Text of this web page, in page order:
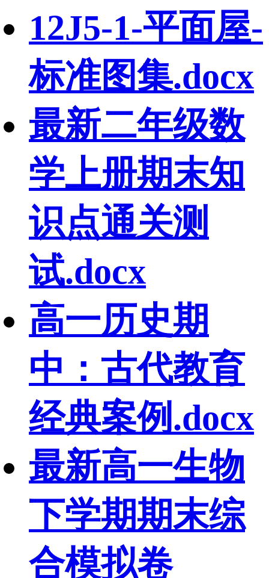
12J5-1-平面屋-
标准图集.docx
最新二年级数
学上册期末知
识点通关测
试.docx
高一历史期
中：古代教育
经典案例.docx
最新高一生物
下学期期末综
合模拟卷